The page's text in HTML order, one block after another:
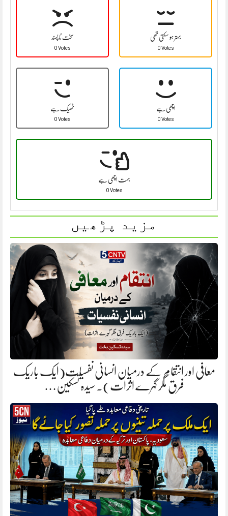
سخت نا پسند
0 Votes
بہتر ہو سکتی تھی
0 Votes
ٹھیک ہے
0 Votes
اچھی ہے
0 Votes
بہت اچھی ہے
0 Votes
مزید پڑھیں
معافی اور انتقام کے درمیان انسانی نفسیات(ایک باریک
فرق مگر گہرے اثرات). سیدہ تسکین…